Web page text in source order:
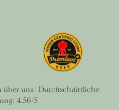
über uns | Durchschnittliche
4.56/5